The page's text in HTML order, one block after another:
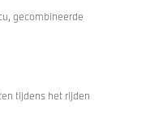
gecombineerde
tijdens het rijden